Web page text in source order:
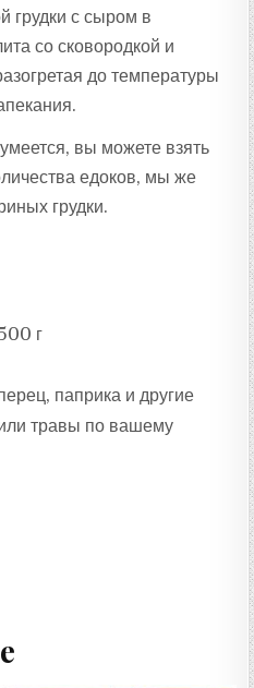
грудки с сыром в
со сковородкой и
до температуры
вы можете взять
едоков, мы же
грудки.
г
паприка и другие
травы по вашему